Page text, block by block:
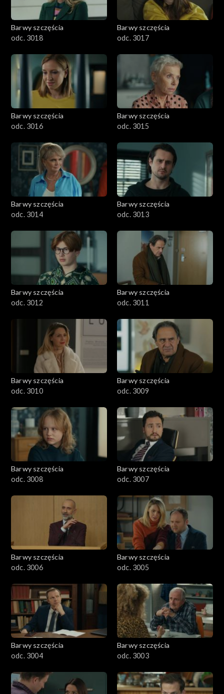
Barwy szczęścia
odc. 3018
Barwy szczęścia
odc. 3017
Barwy szczęścia
odc. 3016
Barwy szczęścia
odc. 3015
Barwy szczęścia
odc. 3014
Barwy szczęścia
odc. 3013
Barwy szczęścia
odc. 3012
Barwy szczęścia
odc. 3011
Barwy szczęścia
odc. 3010
Barwy szczęścia
odc. 3009
Barwy szczęścia
odc. 3008
Barwy szczęścia
odc. 3007
Barwy szczęścia
odc. 3006
Barwy szczęścia
odc. 3005
Barwy szczęścia
odc. 3004
Barwy szczęścia
odc. 3003